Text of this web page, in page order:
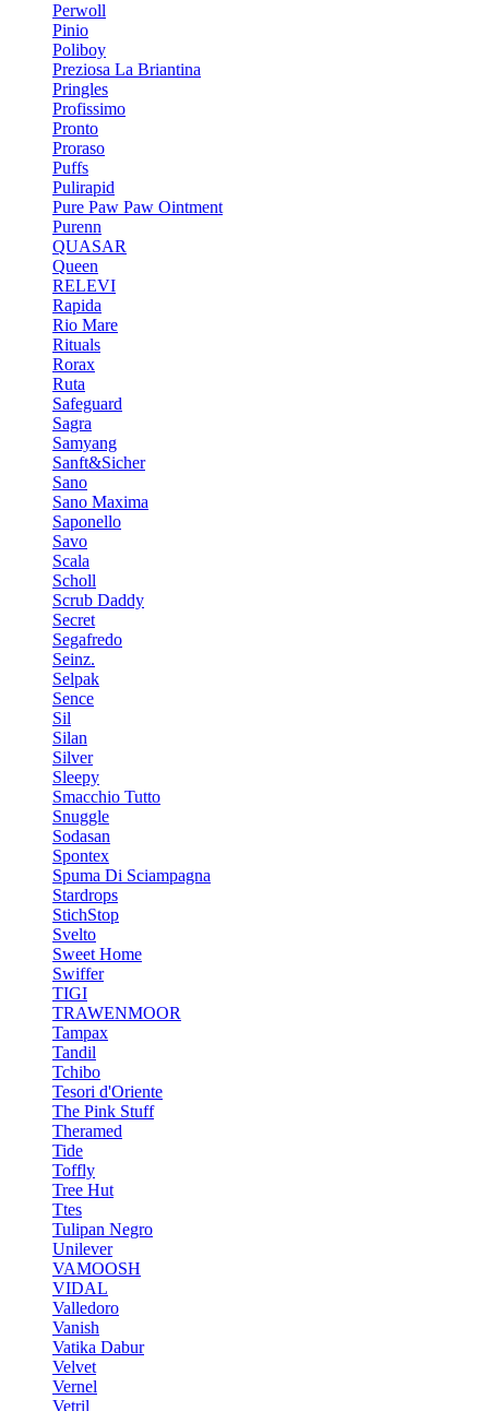
Perwoll
Pinio
Poliboy
Preziosa La Briantina
Pringles
Profissimo
Pronto
Proraso
Puffs
Pulirapid
Pure Paw Paw Ointment
Purenn
QUASAR
Queen
RELEVI
Rapida
Rio Mare
Rituals
Rorax
Ruta
Safeguard
Sagra
Samyang
Sanft&Sicher
Sano
Sano Maxima
Saponello
Savo
Scala
Scholl
Scrub Daddy
Secret
Segafredo
Seinz.
Selpak
Sence
Sil
Silan
Silver
Sleepy
Smacchio Tutto
Snuggle
Sodasan
Spontex
Spuma Di Sciampagna
Stardrops
StichStop
Svelto
Sweet Home
Swiffer
TIGI
TRAWENMOOR
Tampax
Tandil
Tchibo
Tesori d'Oriente
The Pink Stuff
Theramed
Tide
Toffly
Tree Hut
Ttes
Tulipan Negro
Unilever
VAMOOSH
VIDAL
Valledoro
Vanish
Vatika Dabur
Velvet
Vernel
Vetril